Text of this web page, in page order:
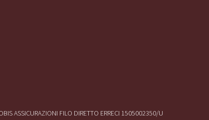
ASSICURAZIONI FILO DIRETTO ERRECI 1505002350/U